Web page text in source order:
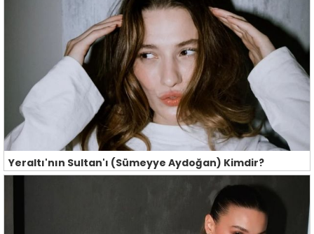
Yeraltı'nın Sultan'ı (Sümeyye Aydoğan) Kimdir?